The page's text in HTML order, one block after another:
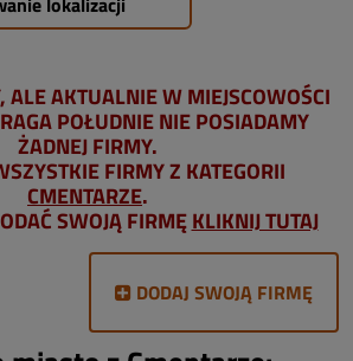
ALE AKTUALNIE W MIEJSCOWOŚCI
POŁUDNIE NIE POSIADAMY
ŻADNEJ FIRMY.
FIRMY Z KATEGORII
CMENTARZE.
SWOJĄ FIRMĘKLIKNIJ TUTAJ
DODAJ SWOJĄ FIRMĘ